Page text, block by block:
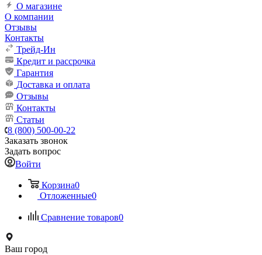
О магазине
О компании
Отзывы
Контакты
Трейд-Ин
Кредит и рассрочка
Гарантия
Доставка и оплата
Отзывы
Контакты
Статьи
8 (800) 500-00-22
Заказать звонок
Задать вопрос
Войти
Корзина0
Отложенные0
Сравнение товаров0
Ваш город